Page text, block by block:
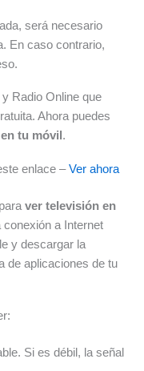
será necesario
En caso contrario,
Radio Online que
Ahora puedes
tu móvil .
enlace –Ver ahora
para ver televisión en
a Internet
y descargar la
de aplicaciones de tu
Si es débil, la señal